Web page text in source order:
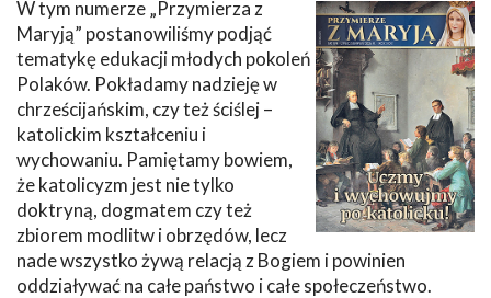
W tym numerze „Przymierza z
Maryją” postanowiliśmy podjąć
tematykę edukacji młodych pokoleń
Polaków. Pokładamy nadzieję w
chrześcijańskim, czy też ściślej –
katolickim kształceniu i
wychowaniu. Pamiętamy bowiem,
że katolicyzm jest nie tylko
doktryną, dogmatem czy też
zbiorem modlitw i obrzędów, lecz
nade wszystko żywą relacją z Bogiem i powinien
oddziaływać na całe państwo i całe społeczeństwo.